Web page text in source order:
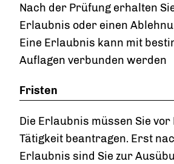
Nach der Prüfung erhalten
Erlaubnis oder einen
Eine Erlaubnis kann mit
Auflagen verbunden werden
Fristen
Die Erlaubnis müssen Sie
Tätigkeit beantragen. Erst
Erlaubnis sind Sie zur